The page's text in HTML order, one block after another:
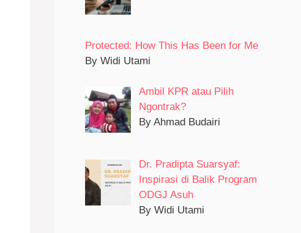
Protected: How This Has Been for Me
By Widi Utami
Ambil KPR atau Pilih
Ngontrak?
By Ahmad Budairi
Dr. Pradipta Suarsyaf:
Inspirasi di Balik Program
ODGJ Asuh
By Widi Utami